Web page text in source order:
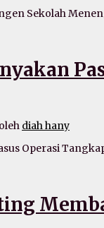
Sekolah
oleh diah hany
Operasi